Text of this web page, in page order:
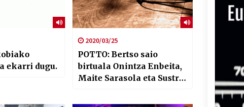
ekarri dugu.
2020/03/25
POTTO: Bertso saio
birtuala Onintza Enbeita,
Maite Sarasola eta Sustrai